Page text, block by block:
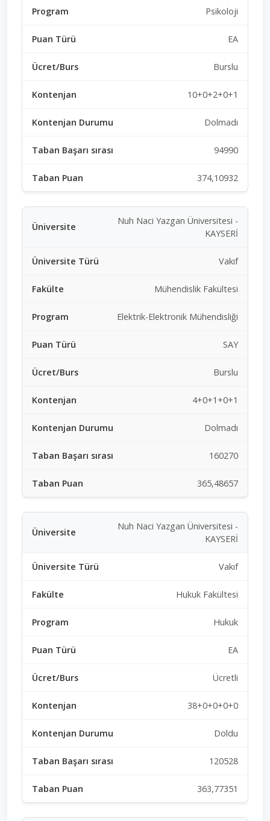
Psikoloji
EA
Burslu
10+0+2+0+1
Dolmadı
94990
374,10932
Nuh Naci Yazgan Üniversitesi -
KAYSERİ
Vakıf
Mühendislik Fakültesi
Elektrik-Elektronik Mühendisliği
SAY
Burslu
4+0+1+0+1
Dolmadı
160270
365,48657
Nuh Naci Yazgan Üniversitesi -
KAYSERİ
Vakıf
Hukuk Fakültesi
Hukuk
EA
Ücretli
38+0+0+0+0
Doldu
120528
363,77351